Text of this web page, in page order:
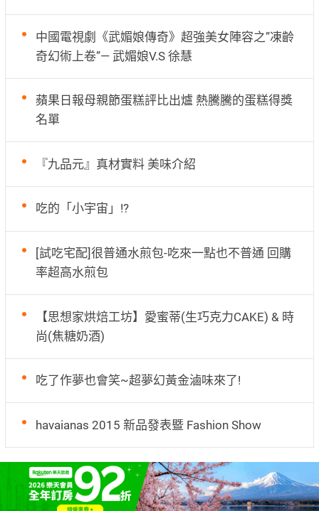
中國電視劇《武媚娘傳奇》超強美女陣容之”凍齡
奇幻術上卷”— 武媚娘V.S 徐慧
蘋果日報母親節蛋糕評比出爐 熱騰騰的蛋糕得獎
名單
『九品元』真材實料 美味介紹
吃的「小宇宙」!?
[試吃宅配]很普通水煎包-吃來一點也不普通 回購
率超高水煎包
【思想家烘焙工坊】愛蜜蒂(生巧克力CAKE) & 時
尚(焦糖奶酒)
吃了作夢也會笑~超夢幻黃金滷味來了!
havaianas 2015 新品發表暨 Fashion Show